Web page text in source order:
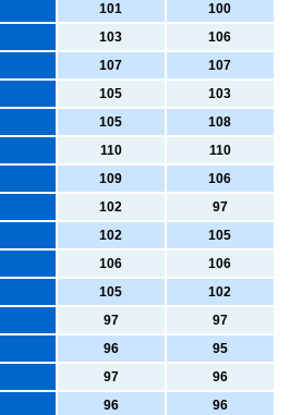
101
100
103
106
107
107
105
103
105
108
110
110
109
106
102
97
102
105
106
106
105
102
97
97
96
95
97
96
96
96